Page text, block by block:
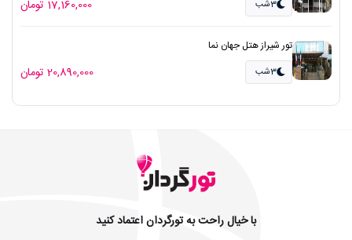
3شب 17,160,000 تومان
تور شیراز هتل جهان نما
3شب 20,890,000 تومان
با خیال راحت به تورگردان اعتماد کنید